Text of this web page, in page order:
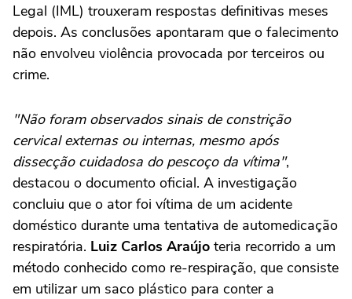
Legal (IML) trouxeram respostas definitivas meses
depois. As conclusões apontaram que o falecimento
não envolveu violência provocada por terceiros ou
crime.
"Não foram observados sinais de constrição
cervical externas ou internas, mesmo após
dissecção cuidadosa do pescoço da vítima",
destacou o documento oficial. A investigação
concluiu que o ator foi vítima de um acidente
doméstico durante uma tentativa de automedicação
respiratória. Luiz Carlos Araújo teria recorrido a um
método conhecido como re-respiração, que consiste
em utilizar um saco plástico para conter a